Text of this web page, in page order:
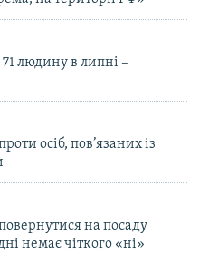
людину в липні –
осіб, пов’язаних із
на посаду
немає чіткого «ні»